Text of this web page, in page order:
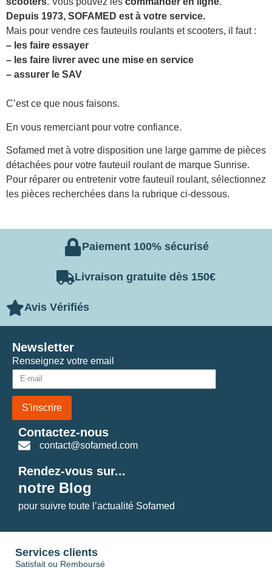
Depuis 1973, SOFAMED est à votre service.
Mais pour vendre ces fauteuils roulants et scooters, il faut :
– les faire essayer
– les faire livrer avec une mise en service
– assurer le SAV
C’est ce que nous faisons.
En vous remerciant pour votre confiance.
Sofamed met à votre disposition une large gamme de pièces
détachées pour votre fauteuil roulant de marque Sunrise.
Pour réparer ou entretenir votre fauteuil roulant, sélectionnez
les pièces recherchées dans la rubrique ci-dessous.
Paiement 100% sécurisé
Livraison gratuite dès 150€
Avis Vérifiés
Renseignez votre email
S'inscrire
Newsletter
Contactez-nous
contact@sofamed.com
Rendez-vous sur...
notre Blog
pour suivre toute l’actualité Sofamed
Services clients
Satisfait ou Remboursé